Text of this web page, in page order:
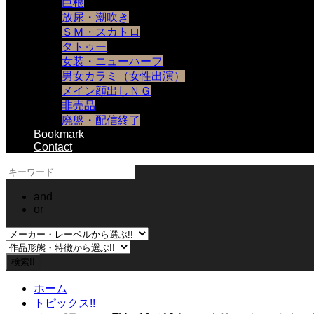
巨根
放尿・潮吹き
ＳＭ・スカトロ
タトゥー
女装・ニューハーフ
男女カラミ（女性出演）
メイン顔出しＮＧ
非売品
廃盤・配信終了
Bookmark
Contact
and
or
ホーム
トピックス!!